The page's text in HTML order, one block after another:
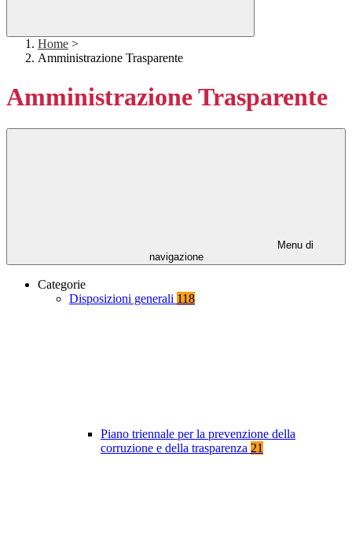
Home >
Amministrazione Trasparente
Amministrazione Trasparente
Menu di
navigazione
Categorie
Disposizioni generali 118
Piano triennale per la prevenzione della
corruzione e della trasparenza 21